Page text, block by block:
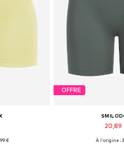
M, L, XL
€
OFFRE
20,89
Tailles
À l'origine :